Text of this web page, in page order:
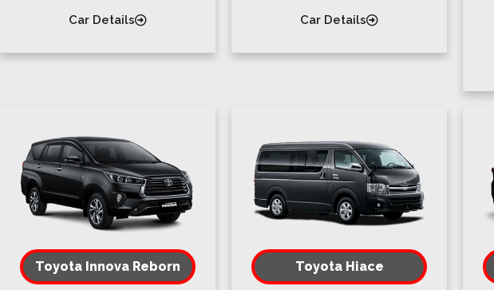
Car Details Car Details
Toyota Innova Reborn Toyota Hiace